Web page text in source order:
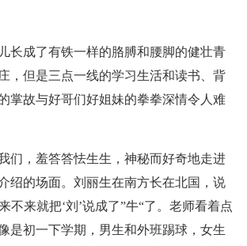
成了有铁一样的胳膊和腰脚的健壮青
，但是三点一线的学习生活和读书、背
掌故与好哥们好姐妹的拳拳深情令人难
们，羞答答怯生生，神秘而好奇地走进
绍的场面。刘丽生在南方长在北国，说
不来就把‘刘’说成了”牛“了。老师看着点
是初一下学期，男生和外班踢球，女生